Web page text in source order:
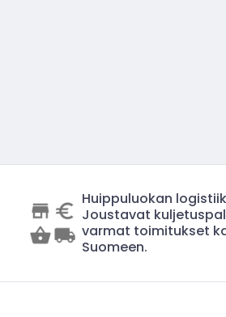
Huippuluokan
Joustavat
varmat toimitukset
Suomeen.